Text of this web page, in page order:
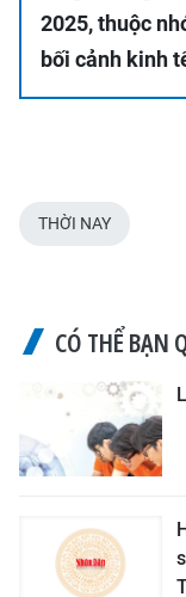
2025, thuộc
bối cảnh kinh
THỜI NAY
CÓ THỂ BẠN